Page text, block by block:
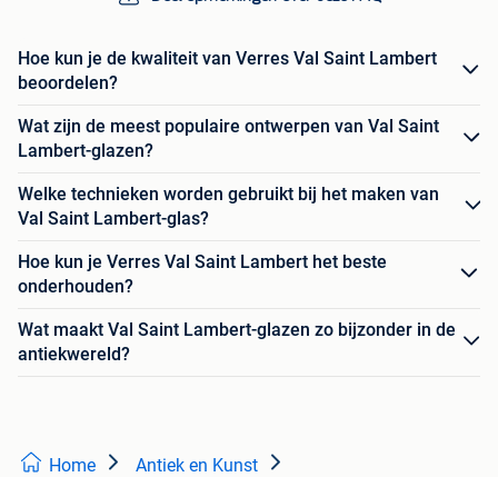
Hoe kun je de kwaliteit van Verres Val Saint Lambert
beoordelen?
Wat zijn de meest populaire ontwerpen van Val Saint
Lambert-glazen?
Welke technieken worden gebruikt bij het maken van
Val Saint Lambert-glas?
Hoe kun je Verres Val Saint Lambert het beste
onderhouden?
Wat maakt Val Saint Lambert-glazen zo bijzonder in de
antiekwereld?
Home Antiek en Kunst